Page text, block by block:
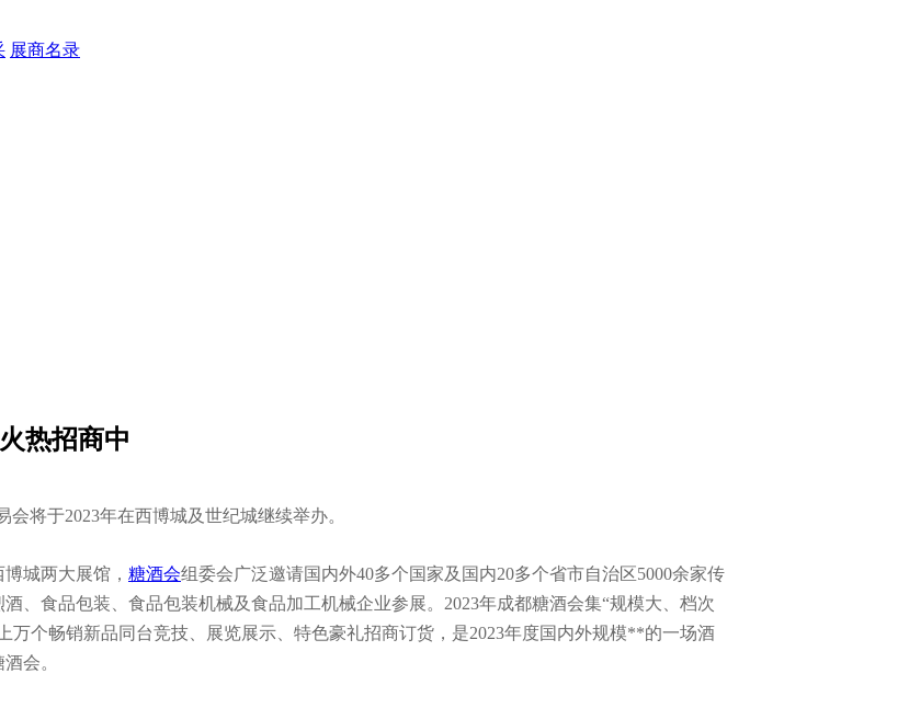
展商名录
热招商中
将于2023年在西博城及世纪城继续举办。
城两大展馆， 糖酒会组委会广泛邀请国内外40多个国家及国内20多个省市自治区5000余家传
、食品包装、食品包装机械及食品加工机械企业参展。2023年成都糖酒会集“规模大、档次
个畅销新品同台竞技、展览展示、特色豪礼招商订货，是2023年度国内外规模**的一场酒
会。